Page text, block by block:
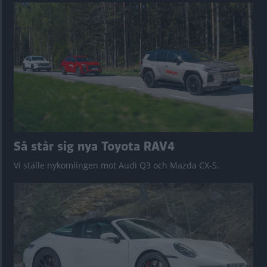
Så står sig nya Toyota RAV4
Vi ställe nykomlingen mot Audi Q3 och Mazda CX-5.